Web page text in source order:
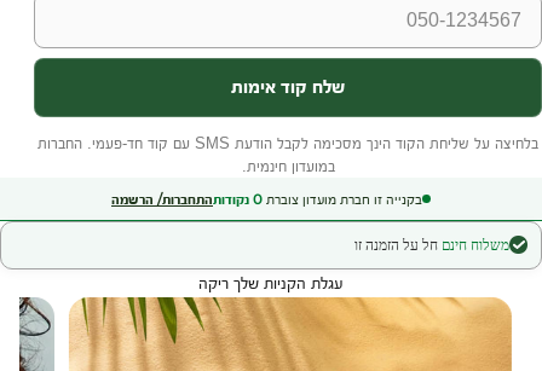
בקנייה זו חברת מועדון צוברת 0 נקודותהתחברות/ הרשמה
משלוח חינם חל על הזמנה זו
עגלת הקניות שלך ריקה